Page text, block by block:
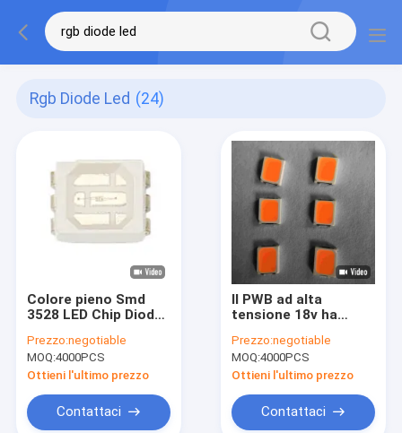
Rgb Diode Led (24)
Colore pieno Smd
3528 LED Chip Diode
Prezzo:negotiable
MOQ:4000PCS
Ottieni l'ultimo prezzo
Contattaci
Il PWB ad alta
tensione 18v ha
Rgb 455nm per la
luce del segno
Prezzo:negotiable
MOQ:4000PCS
Ottieni l'ultimo prezzo
Contattaci